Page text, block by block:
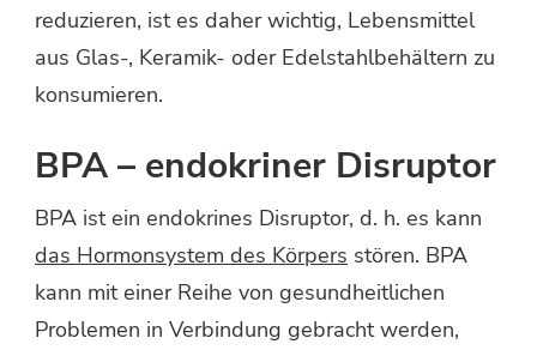
reduzieren, ist es daher wichtig, Lebensmittel
aus Glas-, Keramik- oder Edelstahlbehältern zu
konsumieren.
BPA – endokriner Disruptor
BPA ist ein endokrines Disruptor, d. h. es kann
das Hormonsystem des Körpers stören. BPA
kann mit einer Reihe von gesundheitlichen
Problemen in Verbindung gebracht werden,